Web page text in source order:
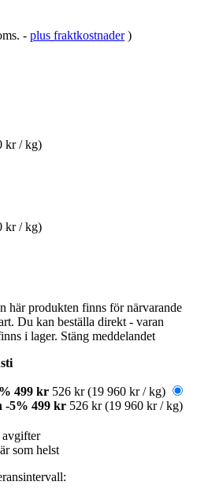
- plus fraktkostnader )
kr / kg)
kr / kg)
här produkten finns för närvarande
Du kan beställa direkt - varan
i lager. Stäng meddelandet
499 kr 526 kr (19 960 kr / kg)
-5% 499 kr 526 kr (19 960 kr / kg)
avgifter
som helst